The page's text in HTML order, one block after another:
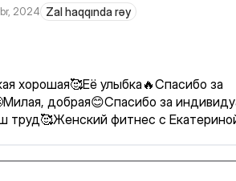
2024 Zal haqqında rəy
хорошая🥰Её улыбка🔥Спасибо за
добрая😊Спасибо за
труд🥰Женский фитнес с